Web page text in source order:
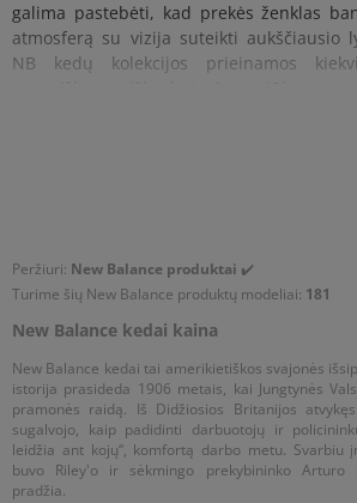
Peržiuri: New Balance produktai ✔️
Turime šių New Balance produktų modeliai: 181
New Balance kedai kaina
New Balance kedai tai amerikietiškos svajonės
istorija prasideda 1906 metais, kai Jungtynės
pramonės raidą. Iš Didžiosios Britanijos
sugalvojo, kaip padidinti darbuotojų ir
leidžia ant kojų“, komfortą darbo metu. Svarbiu
buvo Riley'o ir sėkmingo prekybininko Arturo
pradžia.
galima pastebėti, kad prekės ženklas
atmosferą su vizija suteikti aukščiausio
NB kedų kolekcijos prieinamos
trumpiau tariant: visai šeimai. Projektai
atmosferą? Jei taip, apžiūrėk MSWS237 ir
Būtent juose rasi kultinio silueto su
apžiūrėk serijas, įkvėptas praeities
NB UXC72, MR530 ar MS327 batų. O gal
su spalvingais New Balance batais su
paminėti, kad prekės ženklas siūlo ne tik
Taip pat rasi žieminę avalynę lauko
paaugliams ir žieminius batus
atpažįstamas logotipas su kultine N
Jei Tau patinka New Balance produktų
per galvą be gobtuvo - NB Essential,
Kiekvienas iš jų prieinamas kelių spalvų,
rasti sau tinkamiausią variantą.
baltą, o gal rožinį? Apsirenk
marškinėlius su NB logotipu ir rinkis
tampres arba New Balance
drabužių tipas pagamintas
versijoje, kad būtų galima lengvai derinti
elementais. Ar pasirinksi pilkas
juodais dviratininkų tipo šortais?
Jei jautiesi laisvai apsivilkęs
atostogų metu mieste arba
mokymų. Platus prekės ženklo
– tiek parduotuvėse, tiek online. Pas
Balance avalynę, bet ir drabužius
dienai kurti. Užsidėk sportines kelnes
top‘u. Prie to pridėk spalvingus
aksesuarais, kurie papildys sportišką
klasikinius džinsus ar sportinį
universalų džemperį su NB logotipu?
siek komforto, kurį siūlo New